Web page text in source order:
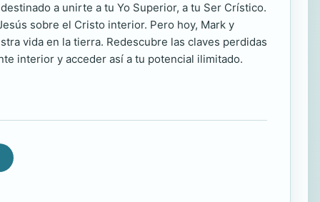
a unirte a tu Yo Superior, a tu Ser Crístico.
sobre el Cristo interior. Pero hoy, Mark y
vida en la tierra. Redescubre las claves perdidas
interior y acceder así a tu potencial ilimitado.